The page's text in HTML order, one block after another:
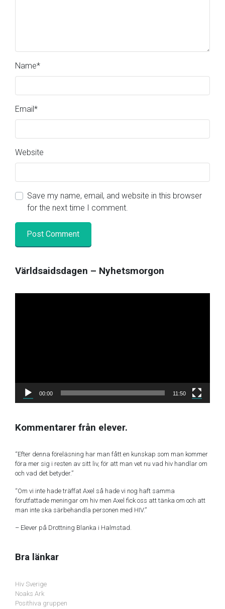
Name*
Email*
Website
Save my name, email, and website in this browser
for the next time I comment.
Världsaidsdagen – Nyhetsmorgon
00:00 11:50
Kommentarer från elever.
“Efter denna föreläsning har man fått en kunskap som man kommer
föra mer sig i resten av sitt liv, för att man vet nu vad hiv handlar om
och vad det betyder.”
“Om vi inte hade träffat Axel så hade vi nog haft samma
förutfattade meningar om hiv men Axel fick oss att tänka om och att
man inte ska särbehandla personen med HIV.”
– Elever på Drottning Blanka i Halmstad.
Bra länkar
Hiv Sverige
Noaks Ark
Posithiva gruppen